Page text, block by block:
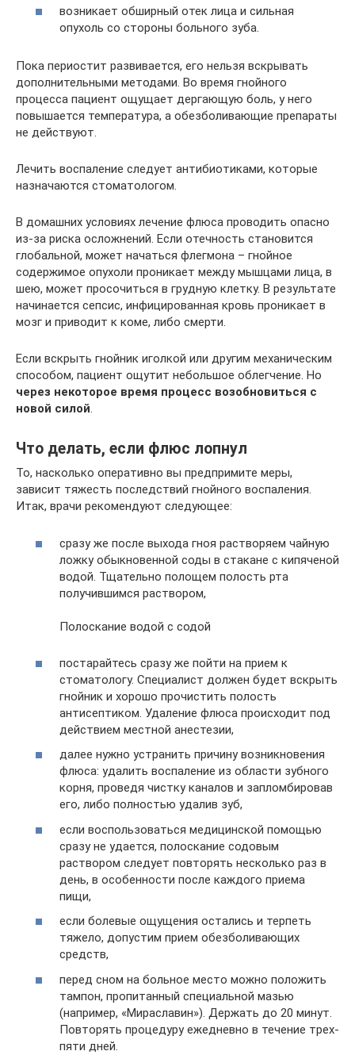
возникает обширный отек лица и сильная
опухоль со стороны больного зуба.
Пока периостит развивается, его нельзя вскрывать
дополнительными методами. Во время гнойного
процесса пациент ощущает дергающую боль, у него
повышается температура, а обезболивающие препараты
не действуют.
Лечить воспаление следует антибиотиками, которые
назначаются стоматологом.
В домашних условиях лечение флюса проводить опасно
из-за риска осложнений. Если отечность становится
глобальной, может начаться флегмона – гнойное
содержимое опухоли проникает между мышцами лица, в
шею, может просочиться в грудную клетку. В результате
начинается сепсис, инфицированная кровь проникает в
мозг и приводит к коме, либо смерти.
Если вскрыть гнойник иголкой или другим механическим
способом, пациент ощутит небольшое облегчение. Но
через некоторое время процесс возобновиться с
новой силой.
Что делать, если флюс лопнул
То, насколько оперативно вы предпримите меры,
зависит тяжесть последствий гнойного воспаления.
Итак, врачи рекомендуют следующее:
сразу же после выхода гноя растворяем чайную
ложку обыкновенной соды в стакане с кипяченой
водой. Тщательно полощем полость рта
получившимся раствором,
Полоскание водой с содой
постарайтесь сразу же пойти на прием к
стоматологу. Специалист должен будет вскрыть
гнойник и хорошо прочистить полость
антисептиком. Удаление флюса происходит под
действием местной анестезии,
далее нужно устранить причину возникновения
флюса: удалить воспаление из области зубного
корня, проведя чистку каналов и запломбировав
его, либо полностью удалив зуб,
если воспользоваться медицинской помощью
сразу не удается, полоскание содовым
раствором следует повторять несколько раз в
день, в особенности после каждого приема
пищи,
если болевые ощущения остались и терпеть
тяжело, допустим прием обезболивающих
средств,
перед сном на больное место можно положить
тампон, пропитанный специальной мазью
(например, «Мираславин»). Держать до 20 минут.
Повторять процедуру ежедневно в течение трех-
пяти дней.